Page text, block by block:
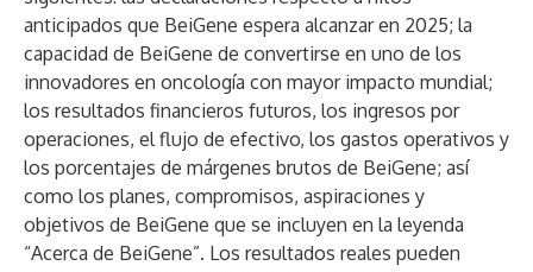
anticipados que BeiGene espera alcanzar en 2025; la
capacidad de BeiGene de convertirse en uno de los
innovadores en oncología con mayor impacto mundial;
los resultados financieros futuros, los ingresos por
operaciones, el flujo de efectivo, los gastos operativos y
los porcentajes de márgenes brutos de BeiGene; así
como los planes, compromisos, aspiraciones y
objetivos de BeiGene que se incluyen en la leyenda
“Acerca de BeiGene”. Los resultados reales pueden